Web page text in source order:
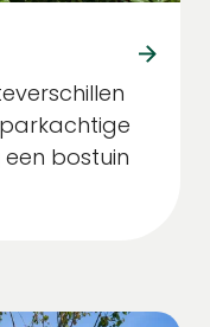
bostuin